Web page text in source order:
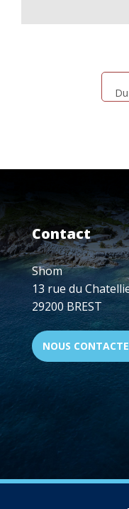
Contact
Shom
13 rue du
29200 BREST
NOUS